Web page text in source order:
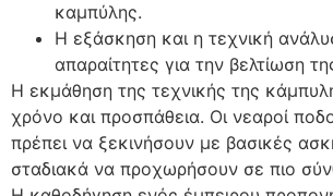
καμπύλης.
Η εξάσκηση και η τεχνική
απαραίτητες για την βελτίωση
Η εκμάθηση της τεχνικής της
χρόνο και προσπάθεια. Οι νεαροί
πρέπει να ξεκινήσουν με βασικές
σταδιακά να προχωρήσουν σε πιο